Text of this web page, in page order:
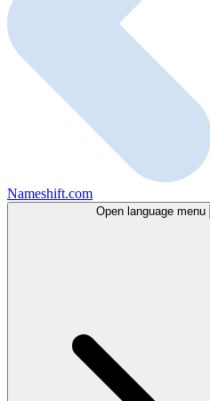
Nameshift.com
Open language menu